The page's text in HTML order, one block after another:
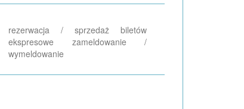
rezerwacja / sprzedaż biletów
ekspresowe zameldowanie /
wymeldowanie